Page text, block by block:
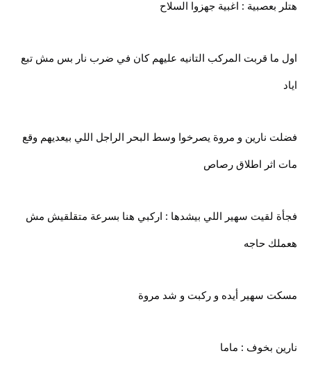
هتلر بعصبية : اغبية جهزوا السلاح
اول ما قربت المركب التانيه عليهم كان في ضرب نار بس مش تبع
اياد
فضلت نارين و مروة يصرخوا وسط البحر الراجل اللي بيعديهم وقع
مات اثر اطلاق رصاص
فجأة لقيت سهير اللي بيشدها : اركبي هنا بسرعة متقلقيش مش
هعملك حاجه
مسكت سهير أيده و ركبت و شد مروة
نارين بخوف : ماما